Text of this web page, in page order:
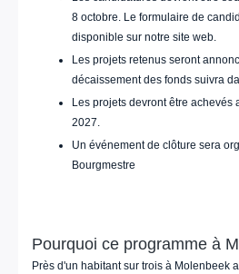
8 octobre. Le formulaire de
disponible sur notre site web.
Les projets retenus seront
décaissement des fonds suivra
Les projets devront être achevés
2027.
Un événement de clôture sera
Bourgmestre
Pourquoi ce programme à
Près d'un habitant sur trois à Molenbeek